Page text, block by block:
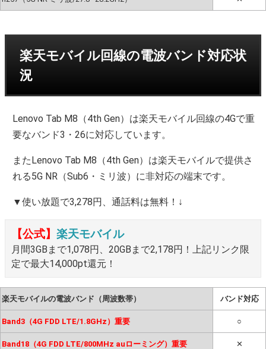
楽天モバイル回線の電波バンド対応状
況
Lenovo Tab M8（4th Gen）は楽天モバイル回線の4Gで重
要なバンド3・26に対応しています。
またLenovo Tab M8（4th Gen）は楽天モバイルで提供さ
れる5G NR（Sub6・ミリ波）に非対応の端末です。
▼使い放題で3,278円、通話料は無料！↓
【公式】 楽天モバイル
月間3GBまで1,078円、20GBまで2,178円！上記リンク限
定で最大14,000pt還元！
楽天モバイルの電波バンド（周波数帯） バンド対応
Band3（4G FDD LTE/1.8GHz）重要 ○
Band18（4G FDD LTE/800MHz auローミング）重要 ✕